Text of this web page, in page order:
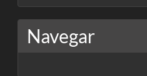
Navegar